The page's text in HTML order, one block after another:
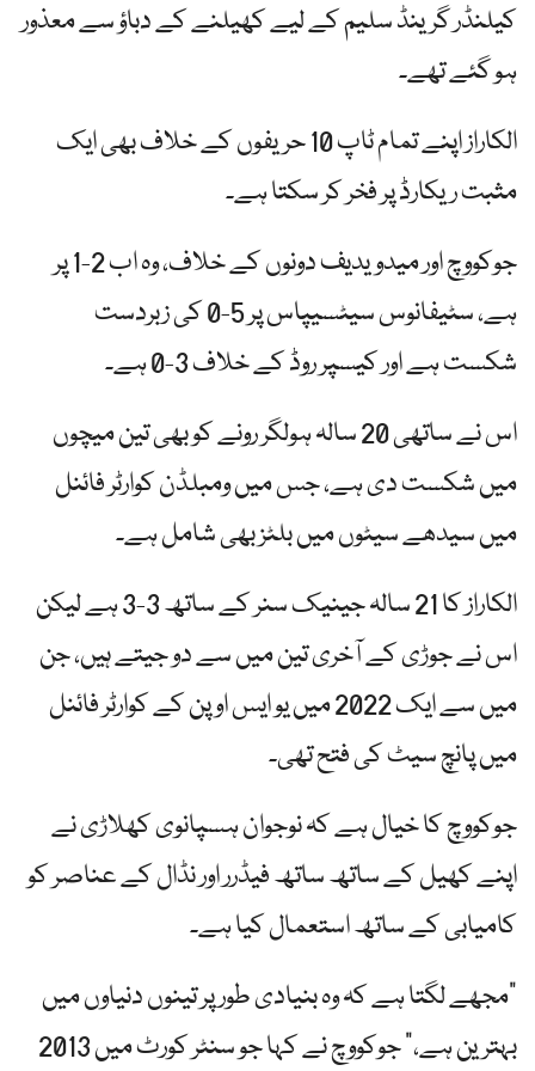
کیلنڈر گرینڈ سلیم کے لیے کھیلنے کے دباؤ سے معذور
ہو گئے تھے۔
الکاراز اپنے تمام ٹاپ 10 حریفوں کے خلاف بھی ایک
مثبت ریکارڈ پر فخر کر سکتا ہے۔
جوکووچ اور میدویدیف دونوں کے خلاف، وہ اب 2-1 پر
ہے، سٹیفانوس سیٹسیپاس پر 5-0 کی زبردست
شکست ہے اور کیسپر روڈ کے خلاف 3-0 ہے۔
اس نے ساتھی 20 سالہ ہولگر رونے کو بھی تین میچوں
میں شکست دی ہے، جس میں ومبلڈن کوارٹر فائنل
میں سیدھے سیٹوں میں بلٹز بھی شامل ہے۔
الکاراز کا 21 سالہ جینیک سنر کے ساتھ 3-3 ہے لیکن
اس نے جوڑی کے آخری تین میں سے دو جیتے ہیں، جن
میں سے ایک 2022 میں یو ایس اوپن کے کوارٹر فائنل
میں پانچ سیٹ کی فتح تھی۔
جوکووچ کا خیال ہے کہ نوجوان ہسپانوی کھلاڑی نے
اپنے کھیل کے ساتھ ساتھ فیڈرر اور نڈال کے عناصر کو
کامیابی کے ساتھ استعمال کیا ہے۔
"مجھے لگتا ہے کہ وہ بنیادی طور پر تینوں دنیاوں میں
بہترین ہے،” جوکووچ نے کہا جو سنٹر کورٹ میں 2013